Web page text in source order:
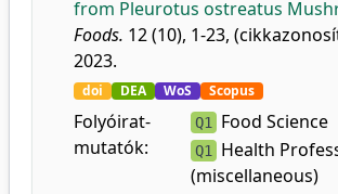
from Pleurotus ostreatus
Foods. 12 (10), 1-23,
2023.
doi DEA WoS Scopus
Folyóirat-
mutatók:
Q1 Food Science
Q1 Health
(miscellaneous)